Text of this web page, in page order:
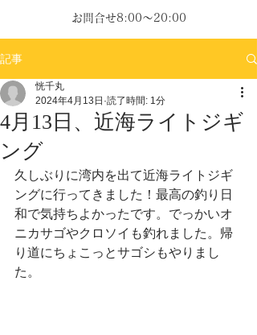
お問合せ8:00～20:00
記事
4月13日、近海ライトジギ
ング
恍千丸
2024年4月13日 読了時間: 1分
久しぶりに湾内を出て近海ライトジギ
ングに行ってきました！最高の釣り日
和で気持ちよかったです。でっかいオ
ニカサゴやクロソイも釣れました。帰
り道にちょこっとサゴシもやりまし
た。